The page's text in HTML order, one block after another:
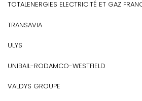
TOTALENERGIES ELECTRICITÉ ET GAZ
TRANSAVIA
ULYS
UNIBAIL-RODAMCO-WESTFIELD
VALDYS GROUPE